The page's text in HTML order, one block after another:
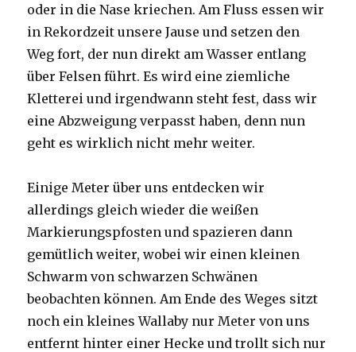
oder in die Nase kriechen. Am Fluss essen wir
in Rekordzeit unsere Jause und setzen den
Weg fort, der nun direkt am Wasser entlang
über Felsen führt. Es wird eine ziemliche
Kletterei und irgendwann steht fest, dass wir
eine Abzweigung verpasst haben, denn nun
geht es wirklich nicht mehr weiter.
Einige Meter über uns entdecken wir
allerdings gleich wieder die weißen
Markierungspfosten und spazieren dann
gemütlich weiter, wobei wir einen kleinen
Schwarm von schwarzen Schwänen
beobachten können. Am Ende des Weges sitzt
noch ein kleines Wallaby nur Meter von uns
entfernt hinter einer Hecke und trollt sich nur